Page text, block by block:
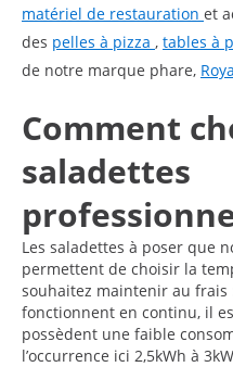
matériel de restauration et
des pelles à pizza , tables à
de notre marque phare,
Comment
saladettes
Les saladettes à poser que
permettent de choisir la
souhaitez maintenir au frais
fonctionnent en continu, il
possèdent une faible
l’occurrence ici 2,5kWh à